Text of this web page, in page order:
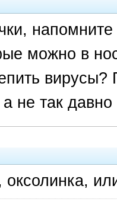
можно в
вирусы?
а не так
оксолинка,